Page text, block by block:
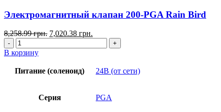
Электромагнитный клапан 200-PGA Rain Bird
8,258.99грн. 7,020.38 грн.
В корзину
Питание (соленоид) 24В (от сети)
Серия PGA